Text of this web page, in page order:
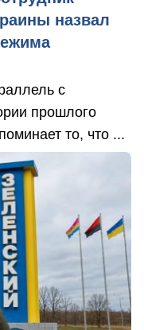
назвал
с
прошлого
то, что ...